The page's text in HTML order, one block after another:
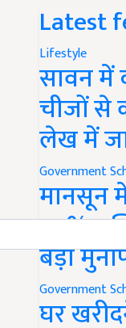
Latest
Lifestyle
सावन में
चीजों से
लेख में
Government
मानसून
50%
बड़ा
Government
घर